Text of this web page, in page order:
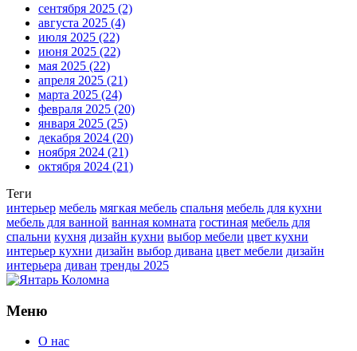
сентября 2025 (2)
августа 2025 (4)
июля 2025 (22)
июня 2025 (22)
мая 2025 (22)
апреля 2025 (21)
марта 2025 (24)
февраля 2025 (20)
января 2025 (25)
декабря 2024 (20)
ноября 2024 (21)
октября 2024 (21)
Теги
интерьер мебель мягкая мебель спальня мебель для кухни
мебель для ванной ванная комната гостиная мебель для
спальни кухня дизайн кухни выбор мебели цвет кухни
интерьер кухни дизайн выбор дивана цвет мебели дизайн
интерьера диван тренды 2025
Меню
О нас